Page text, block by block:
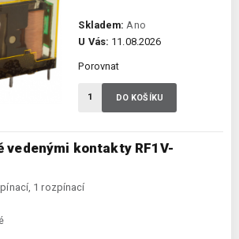
vedenými kontakty RF1V-
1 rozpínací
Skladem: Ano
U Vás: 11.08.2026
Porovnat
DO KOŠÍKU